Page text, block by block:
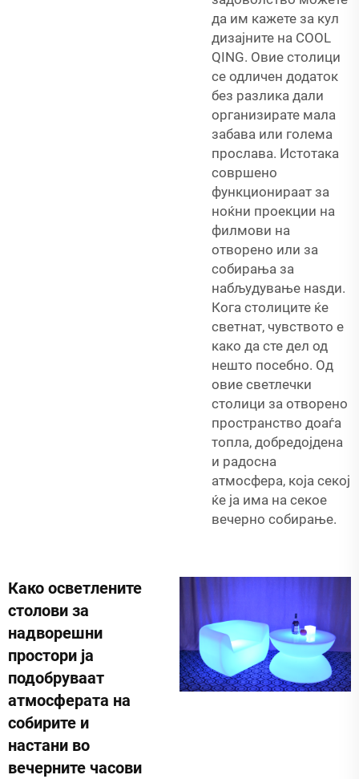
да им кажете за кул
дизајните на COOL
QING. Овие столици
се одличен додаток
без разлика дали
организирате мала
забава или голема
прослава. Истотака
совршено
функционираат за
ноќни проекции на
филмови на
отворено или за
собирања за
набљудување наѕди.
Кога столиците ќе
светнат, чувството е
како да сте дел од
нешто посебно. Од
овие светлечки
столици за отворено
пространство доаѓа
топла, добредојдена
и радосна
атмосфера, која секој
ќе ја има на секое
вечерно собирање.
Како осветлените
столови за
надворешни
простори ја
подобруваат
атмосферата на
собирите и
настани во
вечерните часови